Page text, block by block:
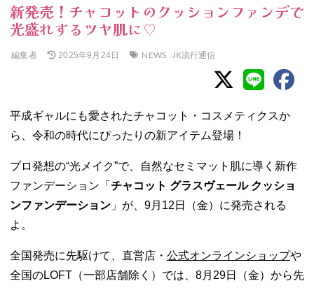
新発売！チャコットのクッションファンデで
光盛れするツヤ肌に♡
編集者 2025年9月24日 NEWS JK流行通信
平成ギャルにも愛されたチャコット・コスメティクスか
ら、令和の時代にぴったりの新アイテム登場！
プロ発想の“光メイク”で、自然なセミマット肌に導く新作
ファンデーション「 チャコット グラスヴェール クッショ
ンファンデーション 」が、9月12日（金）に発売される
よ。
全国発売に先駆けて、直営店・ 公式オンラインショップや
全国のLOFT（一部店舗除く）では、8月29日（金）から先